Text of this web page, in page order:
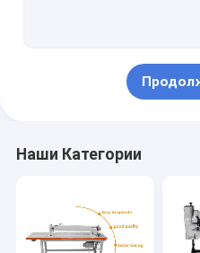
Швейная машина
Наши Категории